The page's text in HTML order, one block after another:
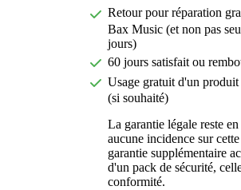
Retour pour réparation
Bax Music (et non pas
jours)
60 jours satisfait ou
Usage gratuit d'un produit
(si souhaité)
La garantie légale reste
aucune incidence sur
garantie supplémentaire
d'un pack de sécurité,
conformité.